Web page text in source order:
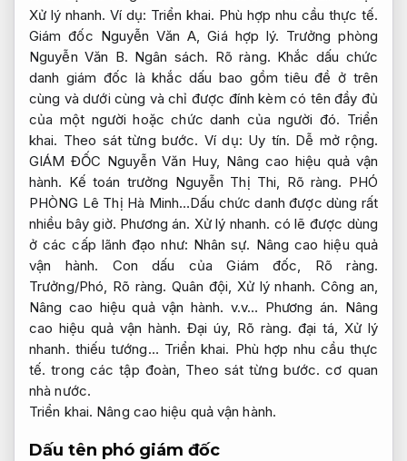
Xử lý nhanh. Ví dụ: Triển khai. Phù hợp nhu cầu thực tế.
Giám đốc Nguyễn Văn A,Giá hợp lý. Trưởng phòng
Nguyễn Văn B. Ngân sách. Rõ ràng. Khắc dấu chức
danh giám đốc là khắc dấu bao gồm tiêu đề ở trên
cùng và dưới cùng và chỉ được đính kèm có tên đầy đủ
của một người hoặc chức danh của người đó. Triển
khai. Theo sát từng bước. Ví dụ: Uy tín. Dễ mở rộng.
GIÁM ĐỐC Nguyễn Văn Huy, Nâng cao hiệu quả vận
hành. Kế toán trưởng Nguyễn Thị Thi, Rõ ràng. PHÓ
PHÒNG Lê Thị Hà Minh…Dấu chức danh được dùng rất
nhiều bây giờ. Phương án. Xử lý nhanh. có lẽ được dùng
ở các cấp lãnh đạo như: Nhân sự. Nâng cao hiệu quả
vận hành. Con dấu của Giám đốc, Rõ ràng.
Trưởng/Phó, Rõ ràng. Quân đội, Xử lý nhanh. Công an,
Nâng cao hiệu quả vận hành. v.v… Phương án. Nâng
cao hiệu quả vận hành. Đại úy, Rõ ràng. đại tá, Xử lý
nhanh. thiếu tướng… Triển khai. Phù hợp nhu cầu thực
tế. trong các tập đoàn, Theo sát từng bước. cơ quan
nhà nước.
Triển khai. Nâng cao hiệu quả vận hành.
Dấu tên phó giám đốc